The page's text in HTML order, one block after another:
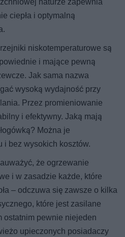
ciepła i optymalną
niskotemperaturowe są
i mające pewną
Jak sama nazwa
wysoką wydajność przy
Przez promieniowanie
i efektywny. Jaką mają
Można je
i bez wysokich kosztów.
że ogrzewanie
i w zasadzie każde, które
– odczuwa się zawsze o kilka
które jest zasilane
ostatnim pewnie niejeden
upieczonych posiadaczy